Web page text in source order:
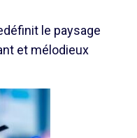
le paysage
et mélodieux